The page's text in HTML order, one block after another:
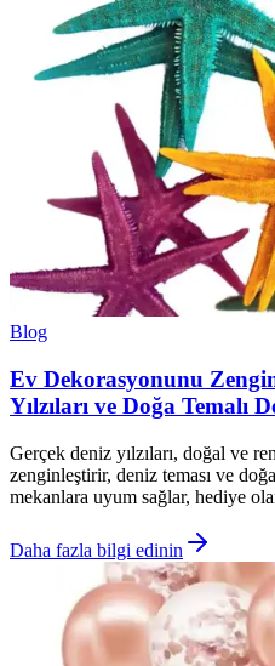
Blog
Ev Dekorasyonunu
Yılzıları ve Doğa Temalı
Gerçek deniz yılzıları, doğal ve
zenginleştirir, deniz teması ve
mekanlara uyum sağlar, hediye
Daha fazla bilgi edinin